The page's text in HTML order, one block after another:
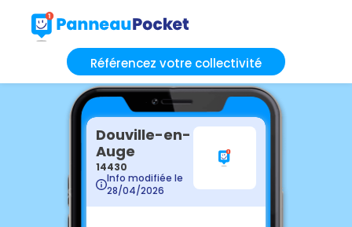
Référencez votre collectivité
Douville-en-
Auge
14430
Info modifiée le
28/04/2026